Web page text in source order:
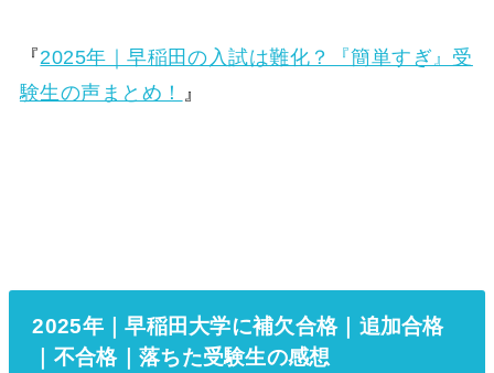
『2025年｜早稲田の入試は難化？『簡単すぎ』受
験生の声まとめ！
』
2025年｜早稲田大学に補欠合格｜追加合格
｜不合格｜落ちた受験生の感想